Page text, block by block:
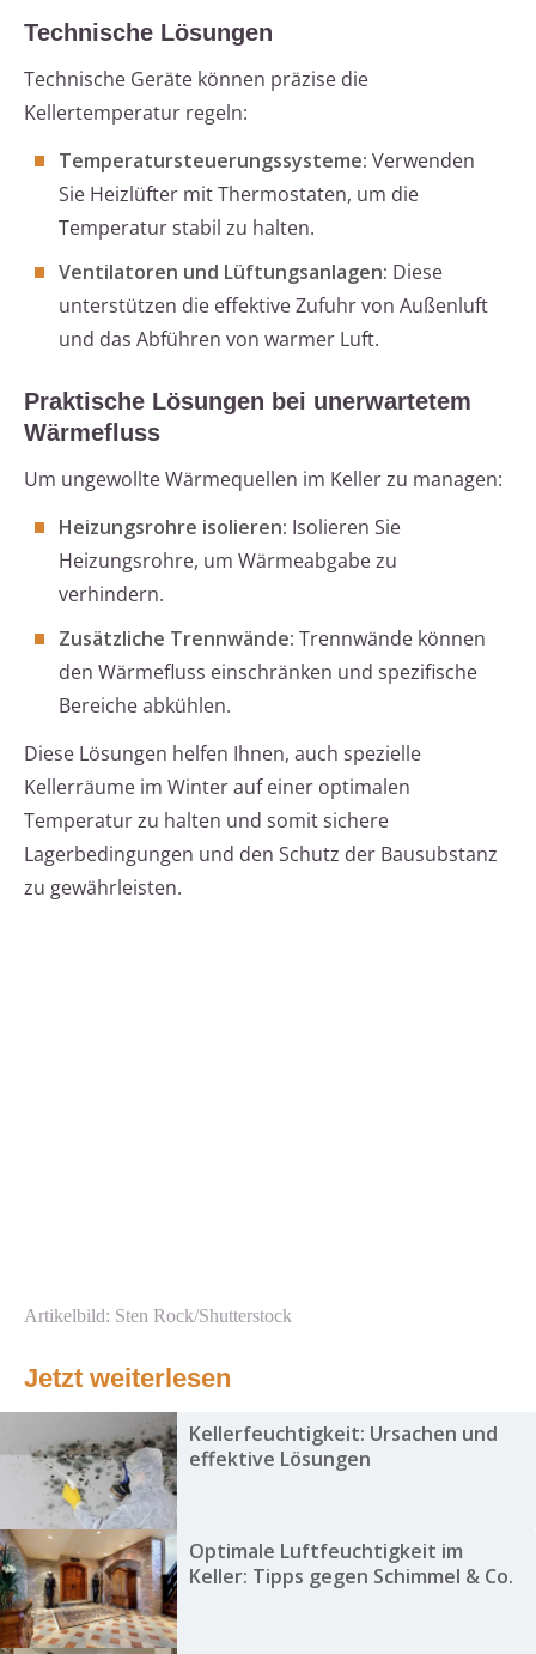
Technische Lösungen
Technische Geräte können präzise die
Kellertemperatur regeln:
Temperatursteuerungssysteme: Verwenden
Sie Heizlüfter mit Thermostaten, um die
Temperatur stabil zu halten.
Ventilatoren und Lüftungsanlagen: Diese
unterstützen die effektive Zufuhr von Außenluft
und das Abführen von warmer Luft.
Praktische Lösungen bei unerwartetem
Wärmefluss
Um ungewollte Wärmequellen im Keller zu managen:
Heizungsrohre isolieren: Isolieren Sie
Heizungsrohre, um Wärmeabgabe zu
verhindern.
Zusätzliche Trennwände: Trennwände können
den Wärmefluss einschränken und spezifische
Bereiche abkühlen.
Diese Lösungen helfen Ihnen, auch spezielle
Kellerräume im Winter auf einer optimalen
Temperatur zu halten und somit sichere
Lagerbedingungen und den Schutz der Bausubstanz
zu gewährleisten.
Artikelbild: Sten Rock/Shutterstock
Jetzt weiterlesen
Kellerfeuchtigkeit: Ursachen und
effektive Lösungen
Optimale Luftfeuchtigkeit im
Keller: Tipps gegen Schimmel & Co.